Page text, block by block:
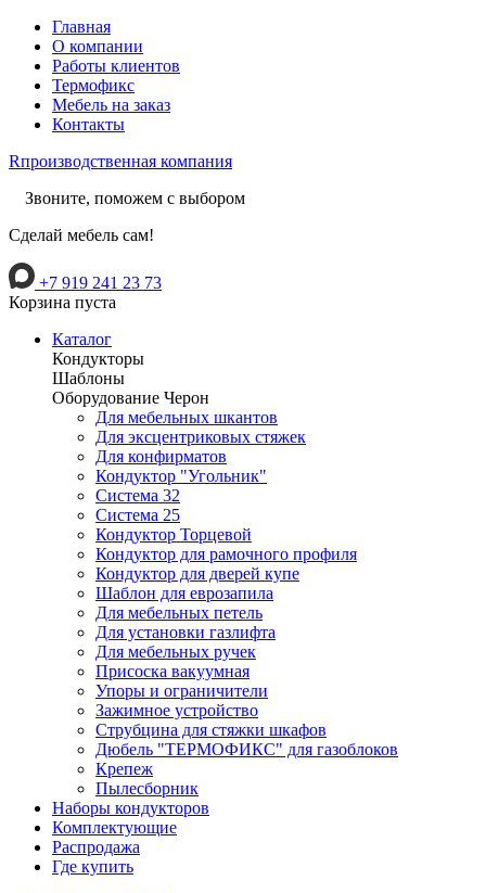
Главная
О компании
Работы клиентов
Термофикс
Мебель на заказ
Контакты
Rпроизводственная компания
Звоните, поможем с выбором
Сделай мебель сам!
+7 919 241 23 73
Корзина пуста
Каталог
Кондукторы
Шаблоны
Оборудование Черон
Для мебельных шкантов
Для эксцентриковых стяжек
Для конфирматов
Кондуктор "Угольник"
Система 32
Система 25
Кондуктор Торцевой
Кондуктор для рамочного профиля
Кондуктор для дверей купе
Шаблон для еврозапила
Для мебельных петель
Для установки газлифта
Для мебельных ручек
Присоска вакуумная
Упоры и ограничители
Зажимное устройство
Струбцина для стяжки шкафов
Дюбель "ТЕРМОФИКС" для газоблоков
Крепеж
Пылесборник
Наборы кондукторов
Комплектующие
Распродажа
Где купить